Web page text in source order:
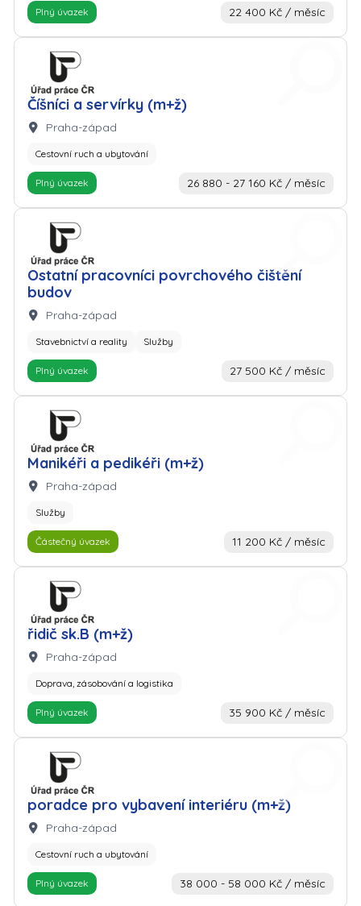
Plný úvazek 22 400 Kč / měsíc
Číšníci a servírky (m+ž)
Zaměstnavatel: Úřad práce
Lokalita:
Praha-západ
Cestovní ruch a ubytování
Plný úvazek 26 880 - 27 160 Kč / měsíc
Ostatní pracovníci povrchového čištění
budov
Zaměstnavatel: Úřad práce
Lokalita:
Praha-západ
Stavebnictví a reality Služby
Plný úvazek 27 500 Kč / měsíc
Manikéři a pedikéři (m+ž)
Zaměstnavatel: Úřad práce
Lokalita:
Praha-západ
Služby
Částečný úvazek 11 200 Kč / měsíc
řidič sk.B (m+ž)
Zaměstnavatel: Úřad práce
Lokalita:
Praha-západ
Doprava, zásobování a logistika
Plný úvazek 35 900 Kč / měsíc
poradce pro vybavení interiéru (m+ž)
Zaměstnavatel: Úřad práce
Lokalita:
Praha-západ
Cestovní ruch a ubytování
Plný úvazek 38 000 - 58 000 Kč / měsíc